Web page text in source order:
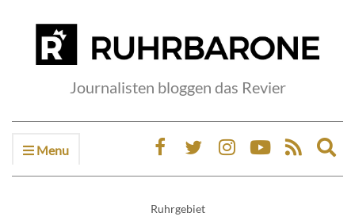
Journalisten bloggen das Revier
Menu
Ruhrgebiet